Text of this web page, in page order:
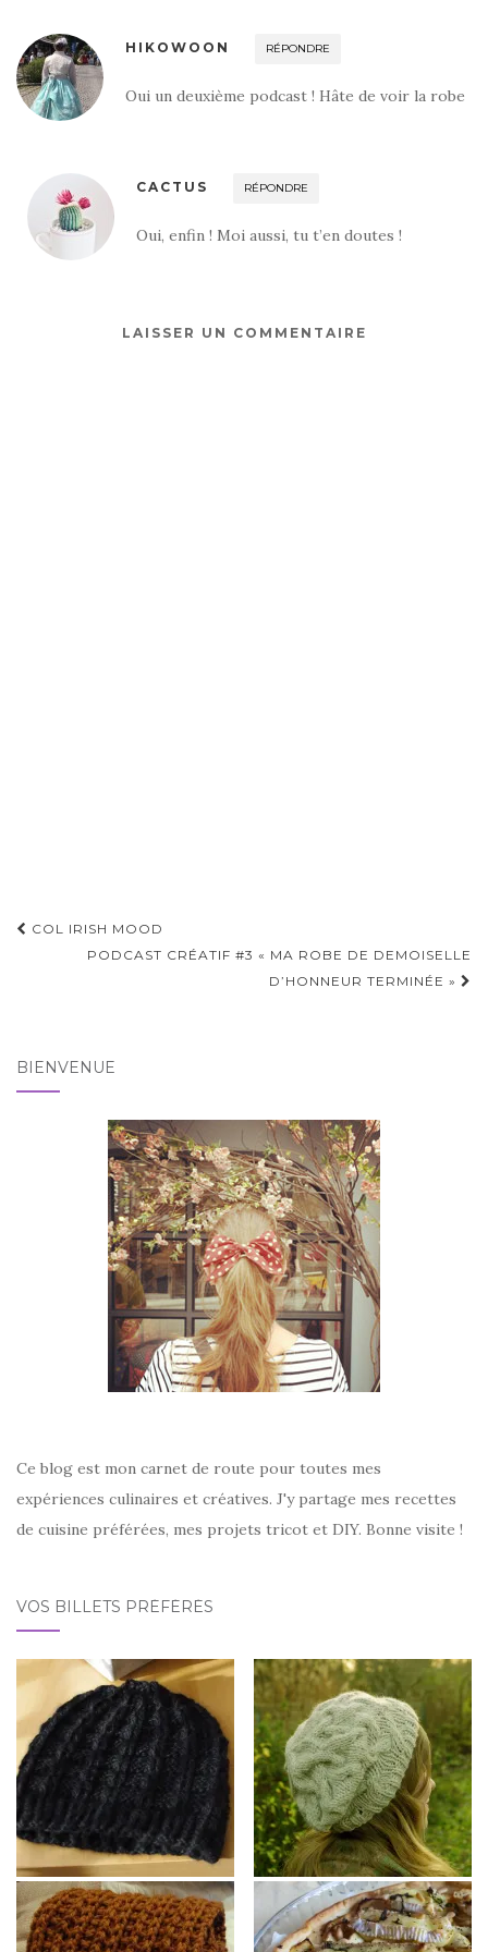
HIKOWOON RÉPONDRE
Oui un deuxième podcast ! Hâte de voir la robe
CACTUS RÉPONDRE
Oui, enfin ! Moi aussi, tu t’en doutes !
LAISSER UN COMMENTAIRE
Pagination
d'article
COL IRISH MOOD
PODCAST CRÉATIF #3 « MA ROBE DE DEMOISELLE
D’HONNEUR TERMINÉE »
BIENVENUE
Ce blog est mon carnet de route pour toutes mes
expériences culinaires et créatives. J'y partage mes recettes
de cuisine préférées, mes projets tricot et DIY. Bonne visite !
VOS BILLETS PRÉFÉRÉS